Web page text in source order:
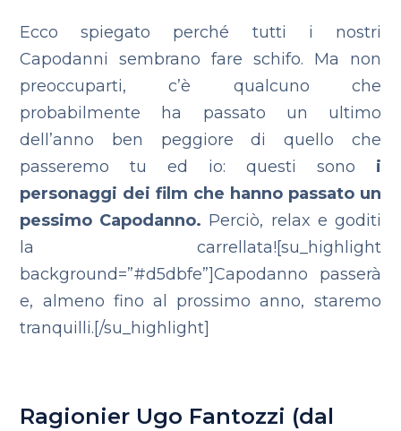
Ecco spiegato perché tutti i nostri
Capodanni sembrano fare schifo. Ma non
preoccuparti, c’è qualcuno che
probabilmente ha passato un ultimo
dell’anno ben peggiore di quello che
passeremo tu ed io: questi sono i
personaggi dei film che hanno passato un
pessimo Capodanno. Perciò, relax e goditi
la carrellata![su_highlight
background=”#d5dbfe”]Capodanno passerà
e, almeno fino al prossimo anno, staremo
tranquilli.[/su_highlight]
Ragionier Ugo Fantozzi (dal